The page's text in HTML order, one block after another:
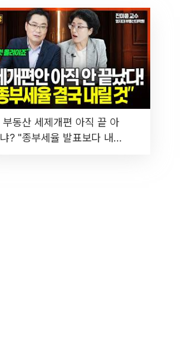
부동산 세제개편 아직 끝 아
냐? "종부세율 발표보다 내릴